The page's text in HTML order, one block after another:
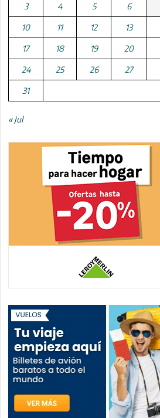
3 4 5 6
10 11 12 13
17 18 19 20
24 25 26 27
31
« Jul